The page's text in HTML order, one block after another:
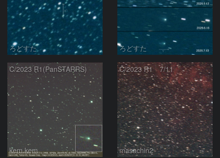
ろどすた ろどすた
C/2023 R1(PanSTARRS)
kem.kem
C/2023 R1 7/11
masachin2